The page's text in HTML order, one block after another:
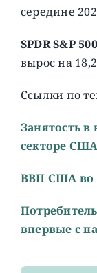
середине
SPDR S&P
вырос на
Ссылки по
Занятость в
секторе
ВВП США во
впервые с